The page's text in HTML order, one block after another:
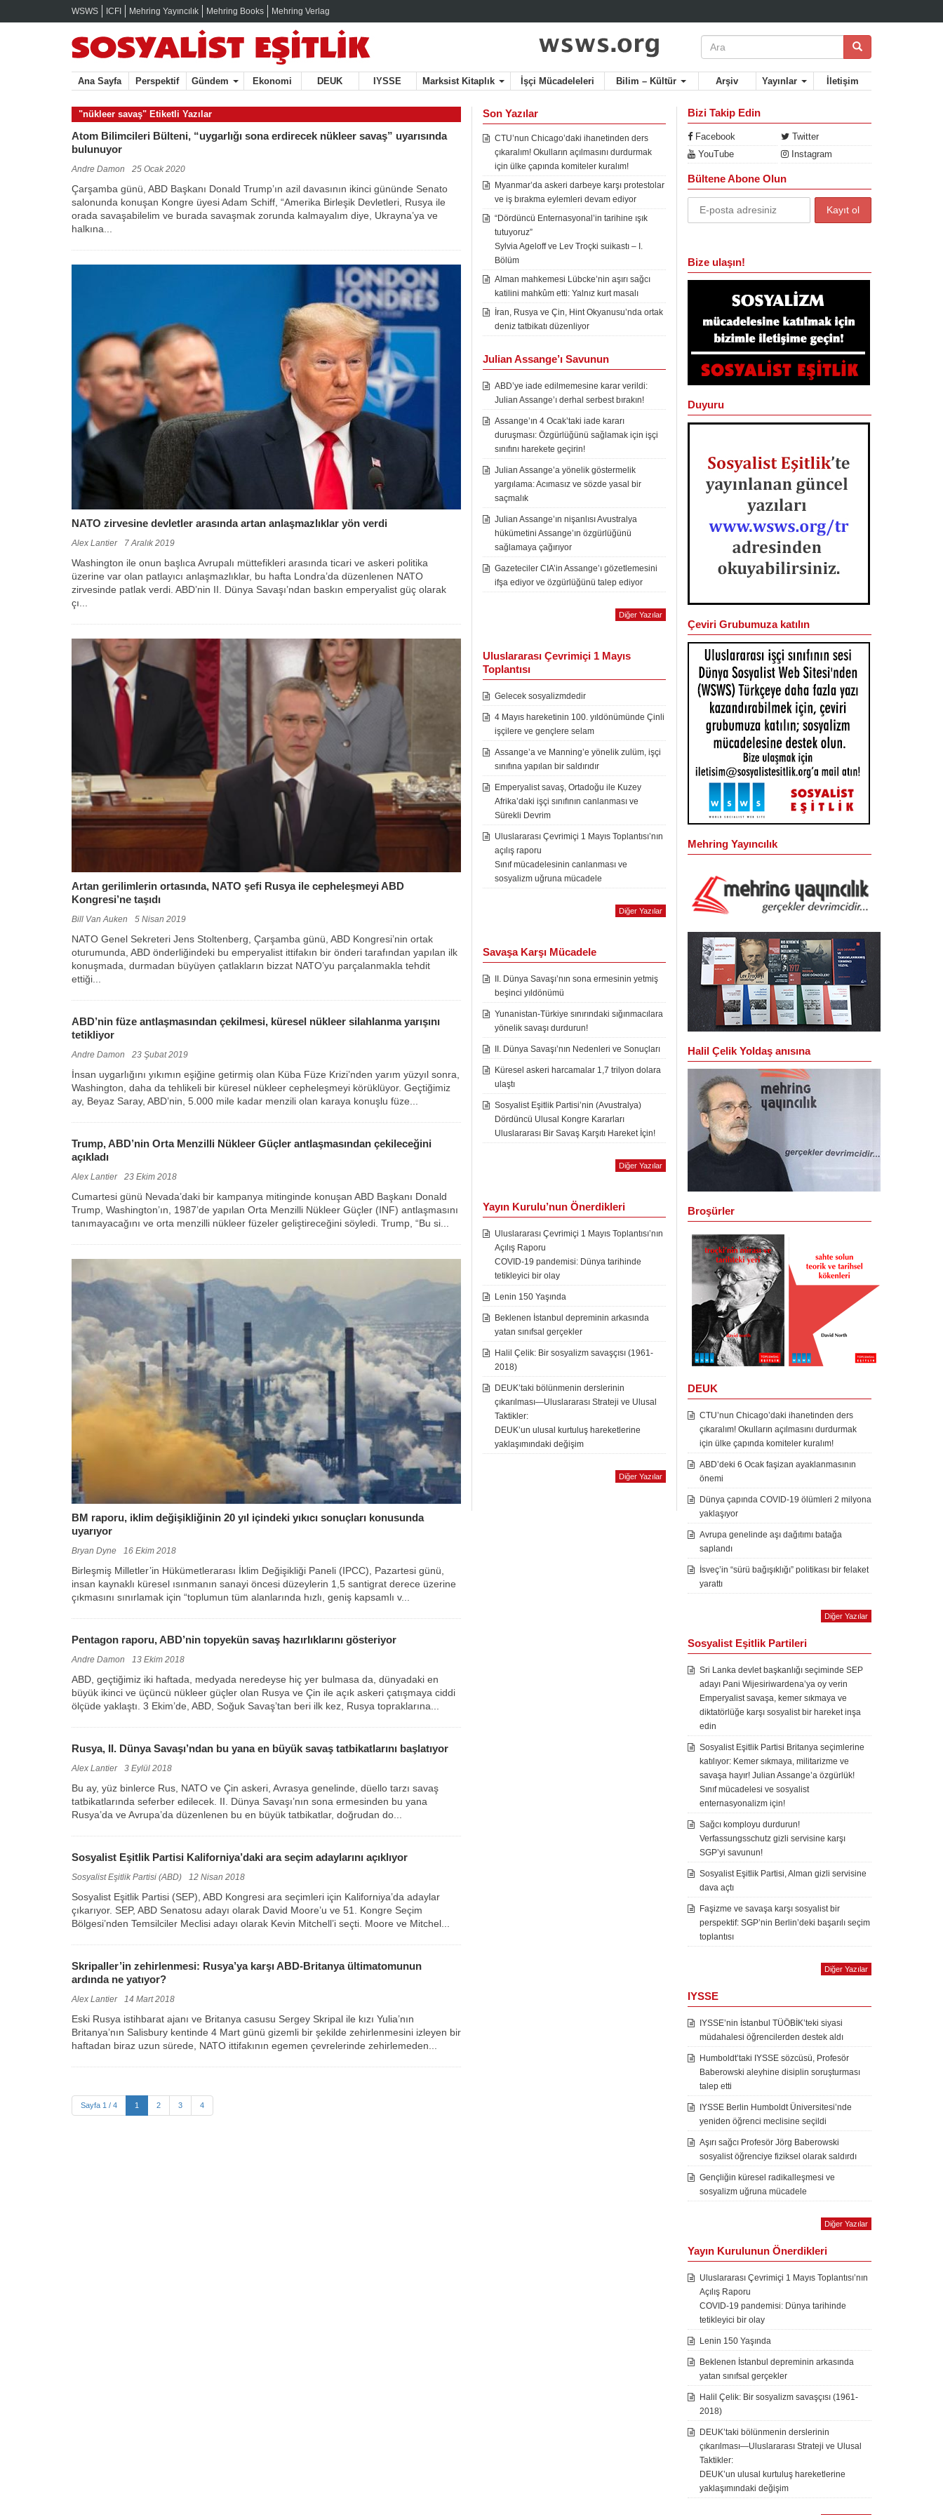
WSWS ICFI Mehring Yayıncılık Mehring Books Mehring Verlag
Ana Sayfa Perspektif Gündem Ekonomi DEUK IYSSE Marksist Kitaplık İşçi Mücadeleleri Bilim – Kültür Arşiv Yayınlar İletişim
"nükleer savaş" Etiketli Yazılar
Atom Bilimcileri Bülteni, “uygarlığı sona erdirecek nükleer savaş” uyarısında
bulunuyor
Andre Damon 25 Ocak 2020
Çarşamba günü, ABD Başkanı Donald Trump’ın azil davasının ikinci gününde Senato
salonunda konuşan Kongre üyesi Adam Schiff, “Amerika Birleşik Devletleri, Rusya ile
orada savaşabilelim ve burada savaşmak zorunda kalmayalım diye, Ukrayna’ya ve
halkına...
NATO zirvesine devletler arasında artan anlaşmazlıklar yön verdi
Alex Lantier 7 Aralık 2019
Washington ile onun başlıca Avrupalı müttefikleri arasında ticari ve askeri politika
üzerine var olan patlayıcı anlaşmazlıklar, bu hafta Londra’da düzenlenen NATO
zirvesinde patlak verdi. ABD’nin II. Dünya Savaşı’ndan baskın emperyalist güç olarak
çı...
Artan gerilimlerin ortasında, NATO şefi Rusya ile cepheleşmeyi ABD
Kongresi’ne taşıdı
Bill Van Auken 5 Nisan 2019
NATO Genel Sekreteri Jens Stoltenberg, Çarşamba günü, ABD Kongresi’nin ortak
oturumunda, ABD önderliğindeki bu emperyalist ittifakın bir önderi tarafından yapılan ilk
konuşmada, durmadan büyüyen çatlakların bizzat NATO’yu parçalanmakla tehdit
ettiği...
ABD’nin füze antlaşmasından çekilmesi, küresel nükleer silahlanma yarışını
tetikliyor
Andre Damon 23 Şubat 2019
İnsan uygarlığını yıkımın eşiğine getirmiş olan Küba Füze Krizi’nden yarım yüzyıl sonra,
Washington, daha da tehlikeli bir küresel nükleer cepheleşmeyi körüklüyor. Geçtiğimiz
ay, Beyaz Saray, ABD’nin, 5.000 mile kadar menzili olan karaya konuşlu füze...
Trump, ABD’nin Orta Menzilli Nükleer Güçler antlaşmasından çekileceğini
açıkladı
Alex Lantier 23 Ekim 2018
Cumartesi günü Nevada’daki bir kampanya mitinginde konuşan ABD Başkanı Donald
Trump, Washington’ın, 1987’de yapılan Orta Menzilli Nükleer Güçler (INF) antlaşmasını
tanımayacağını ve orta menzilli nükleer füzeler geliştireceğini söyledi. Trump, “Bu si...
BM raporu, iklim değişikliğinin 20 yıl içindeki yıkıcı sonuçları konusunda
uyarıyor
Bryan Dyne 16 Ekim 2018
Birleşmiş Milletler’in Hükümetlerarası İklim Değişikliği Paneli (IPCC), Pazartesi günü,
insan kaynaklı küresel ısınmanın sanayi öncesi düzeylerin 1,5 santigrat derece üzerine
çıkmasını sınırlamak için “toplumun tüm alanlarında hızlı, geniş kapsamlı v...
Pentagon raporu, ABD’nin topyekün savaş hazırlıklarını gösteriyor
Andre Damon 13 Ekim 2018
ABD, geçtiğimiz iki haftada, medyada neredeyse hiç yer bulmasa da, dünyadaki en
büyük ikinci ve üçüncü nükleer güçler olan Rusya ve Çin ile açık askeri çatışmaya ciddi
ölçüde yaklaştı. 3 Ekim’de, ABD, Soğuk Savaş’tan beri ilk kez, Rusya topraklarına...
Rusya, II. Dünya Savaşı’ndan bu yana en büyük savaş tatbikatlarını başlatıyor
Alex Lantier 3 Eylül 2018
Bu ay, yüz binlerce Rus, NATO ve Çin askeri, Avrasya genelinde, düello tarzı savaş
tatbikatlarında seferber edilecek. II. Dünya Savaşı’nın sona ermesinden bu yana
Rusya’da ve Avrupa’da düzenlenen bu en büyük tatbikatlar, doğrudan do...
Sosyalist Eşitlik Partisi Kaliforniya’daki ara seçim adaylarını açıklıyor
Sosyalist Eşitlik Partisi (ABD) 12 Nisan 2018
Sosyalist Eşitlik Partisi (SEP), ABD Kongresi ara seçimleri için Kaliforniya’da adaylar
çıkarıyor. SEP, ABD Senatosu adayı olarak David Moore’u ve 51. Kongre Seçim
Bölgesi’nden Temsilciler Meclisi adayı olarak Kevin Mitchell’i seçti. Moore ve Mitchel...
Skripaller’in zehirlenmesi: Rusya’ya karşı ABD-Britanya ültimatomunun
ardında ne yatıyor?
Alex Lantier 14 Mart 2018
Eski Rusya istihbarat ajanı ve Britanya casusu Sergey Skripal ile kızı Yulia’nın
Britanya’nın Salisbury kentinde 4 Mart günü gizemli bir şekilde zehirlenmesini izleyen bir
haftadan biraz uzun sürede, NATO ittifakının egemen çevrelerinde zehirlemeden...
Sayfa 1 / 4 1 2 3 4
Son Yazılar
CTU’nun Chicago’daki ihanetinden ders
çıkaralım! Okulların açılmasını durdurmak
için ülke çapında komiteler kuralım!
Myanmar’da askeri darbeye karşı protestolar
ve iş bırakma eylemleri devam ediyor
“Dördüncü Enternasyonal’in tarihine ışık
tutuyoruz”
Sylvia Ageloff ve Lev Troçki suikastı – I.
Bölüm
Alman mahkemesi Lübcke’nin aşırı sağcı
katilini mahkûm etti: Yalnız kurt masalı
İran, Rusya ve Çin, Hint Okyanusu’nda ortak
deniz tatbikatı düzenliyor
Julian Assange’ı Savunun
ABD’ye iade edilmemesine karar verildi:
Julian Assange’ı derhal serbest bırakın!
Assange’ın 4 Ocak’taki iade kararı
duruşması: Özgürlüğünü sağlamak için işçi
sınıfını harekete geçirin!
Julian Assange’a yönelik göstermelik
yargılama: Acımasız ve sözde yasal bir
saçmalık
Julian Assange’ın nişanlısı Avustralya
hükümetini Assange’ın özgürlüğünü
sağlamaya çağırıyor
Gazeteciler CIA’in Assange’ı gözetlemesini
ifşa ediyor ve özgürlüğünü talep ediyor
Diğer Yazılar
Uluslararası Çevrimiçi 1 Mayıs
Toplantısı
Gelecek sosyalizmdedir
4 Mayıs hareketinin 100. yıldönümünde Çinli
işçilere ve gençlere selam
Assange’a ve Manning’e yönelik zulüm, işçi
sınıfına yapılan bir saldırıdır
Emperyalist savaş, Ortadoğu ile Kuzey
Afrika’daki işçi sınıfının canlanması ve
Sürekli Devrim
Uluslararası Çevrimiçi 1 Mayıs Toplantısı’nın
açılış raporu
Sınıf mücadelesinin canlanması ve
sosyalizm uğruna mücadele
Diğer Yazılar
Savaşa Karşı Mücadele
II. Dünya Savaşı’nın sona ermesinin yetmiş
beşinci yıldönümü
Yunanistan-Türkiye sınırındaki sığınmacılara
yönelik savaşı durdurun!
II. Dünya Savaşı’nın Nedenleri ve Sonuçları
Küresel askeri harcamalar 1,7 trilyon dolara
ulaştı
Sosyalist Eşitlik Partisi’nin (Avustralya)
Dördüncü Ulusal Kongre Kararları
Uluslararası Bir Savaş Karşıtı Hareket İçin!
Diğer Yazılar
Yayın Kurulu’nun Önerdikleri
Uluslararası Çevrimiçi 1 Mayıs Toplantısı’nın
Açılış Raporu
COVID-19 pandemisi: Dünya tarihinde
tetikleyici bir olay
Lenin 150 Yaşında
Beklenen İstanbul depreminin arkasında
yatan sınıfsal gerçekler
Halil Çelik: Bir sosyalizm savaşçısı (1961-
2018)
DEUK’taki bölünmenin derslerinin
çıkarılması—Uluslararası Strateji ve Ulusal
Taktikler:
DEUK’un ulusal kurtuluş hareketlerine
yaklaşımındaki değişim
Diğer Yazılar
Bizi Takip Edin
Facebook
Twitter
YouTube
Instagram
Bültene Abone Olun
Bize ulaşın!
Duyuru
Çeviri Grubumuza katılın
Mehring Yayıncılık
Halil Çelik Yoldaş anısına
Broşürler
DEUK
CTU’nun Chicago’daki ihanetinden ders
çıkaralım! Okulların açılmasını durdurmak
için ülke çapında komiteler kuralım!
ABD’deki 6 Ocak faşizan ayaklanmasının
önemi
Dünya çapında COVID-19 ölümleri 2 milyona
yaklaşıyor
Avrupa genelinde aşı dağıtımı batağa
saplandı
İsveç’in “sürü bağışıklığı” politikası bir felaket
yarattı
Diğer Yazılar
Sosyalist Eşitlik Partileri
Sri Lanka devlet başkanlığı seçiminde SEP
adayı Pani Wijesiriwardena’ya oy verin
Emperyalist savaşa, kemer sıkmaya ve
diktatörlüğe karşı sosyalist bir hareket inşa
edin
Sosyalist Eşitlik Partisi Britanya seçimlerine
katılıyor: Kemer sıkmaya, militarizme ve
savaşa hayır! Julian Assange’a özgürlük!
Sınıf mücadelesi ve sosyalist
enternasyonalizm için!
Sağcı komployu durdurun!
Verfassungsschutz gizli servisine karşı
SGP’yi savunun!
Sosyalist Eşitlik Partisi, Alman gizli servisine
dava açtı
Faşizme ve savaşa karşı sosyalist bir
perspektif: SGP’nin Berlin’deki başarılı seçim
toplantısı
Diğer Yazılar
IYSSE
IYSSE’nin İstanbul TÜÖBİK’teki siyasi
müdahalesi öğrencilerden destek aldı
Humboldt’taki IYSSE sözcüsü, Profesör
Baberowski aleyhine disiplin soruşturması
talep etti
IYSSE Berlin Humboldt Üniversitesi’nde
yeniden öğrenci meclisine seçildi
Aşırı sağcı Profesör Jörg Baberowski
sosyalist öğrenciye fiziksel olarak saldırdı
Gençliğin küresel radikalleşmesi ve
sosyalizm uğruna mücadele
Diğer Yazılar
Yayın Kurulunun Önerdikleri
Uluslararası Çevrimiçi 1 Mayıs Toplantısı’nın
Açılış Raporu
COVID-19 pandemisi: Dünya tarihinde
tetikleyici bir olay
Lenin 150 Yaşında
Beklenen İstanbul depreminin arkasında
yatan sınıfsal gerçekler
Halil Çelik: Bir sosyalizm savaşçısı (1961-
2018)
DEUK’taki bölünmenin derslerinin
çıkarılması—Uluslararası Strateji ve Ulusal
Taktikler:
DEUK’un ulusal kurtuluş hareketlerine
yaklaşımındaki değişim